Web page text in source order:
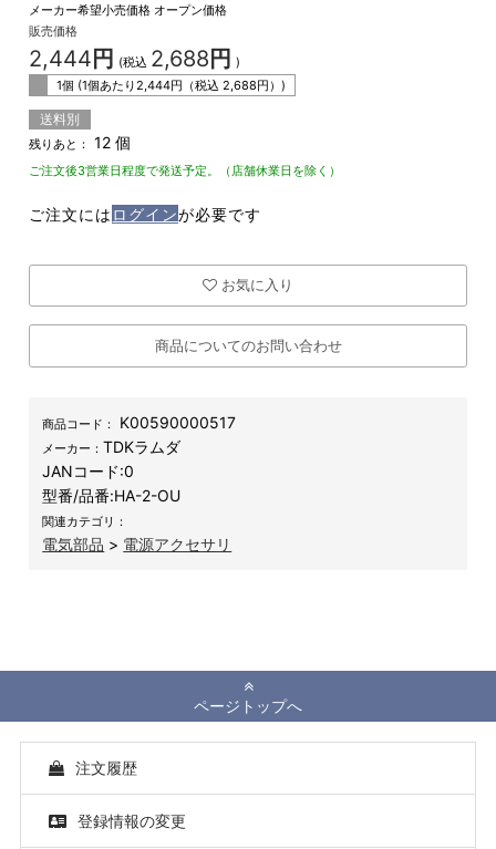
メーカー希望小売価格 オープン価格
販売価格
2,444 円 (税込 2,688 円 )
1個 (1個あたり 2,444円（税込 2,688円）)
送料別
残りあと： 12 個
ご注文後3営業日程度で発送予定。（店舗休業日を除く）
ご注文には ログインが必要です
お気に入り
商品についてのお問い合わせ
商品コード： K00590000517
メーカー： TDKラムダ
JANコード:0
型番/品番:HA-2-OU
関連カテゴリ：
電気部品 > 電源アクセサリ
ページトップへ
注文履歴
登録情報の変更